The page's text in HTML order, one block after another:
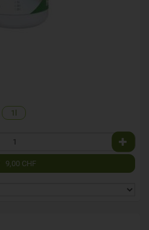
1l
9,00 CHF